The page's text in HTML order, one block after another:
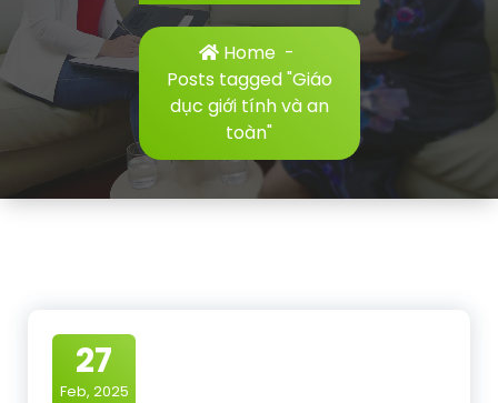
Home -
Posts tagged "Giáo
dục giới tính và an
toàn"
27
Feb, 2025